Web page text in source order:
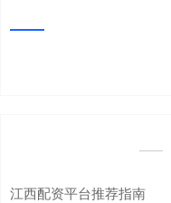
江西配资平台推荐指南